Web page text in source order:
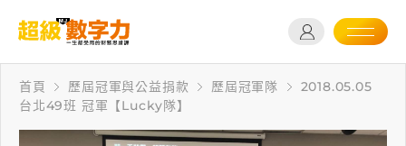
首頁 歷屆冠軍與公益捐款 歷屆冠軍隊
2018.05.05
台北49班 冠軍【Lucky隊】